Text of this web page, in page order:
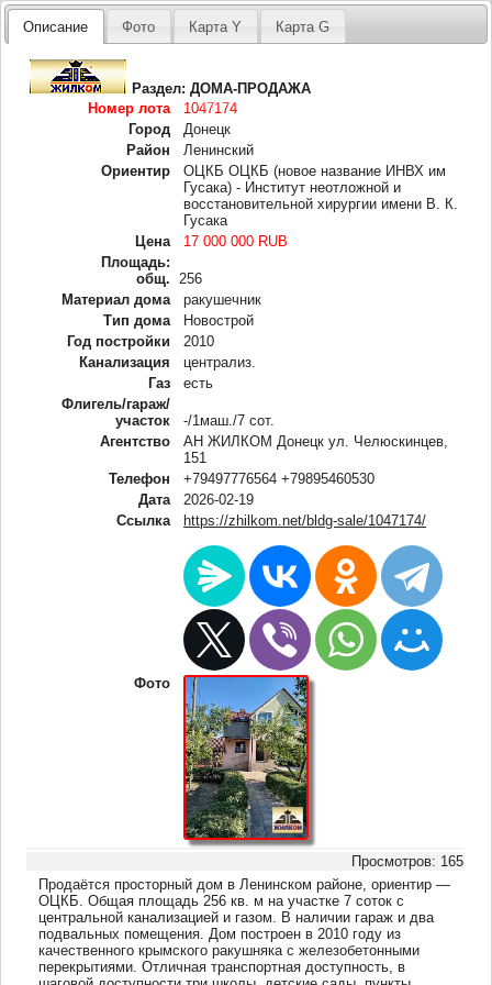
Описание Фото Карта Y Карта G
Раздел:ДОМА-ПРОДАЖА
Номер лота
1047174
Город
Донецк
Район
Ленинский
Ориентир
ОЦКБ ОЦКБ (новое название ИНВХ им
Гусака) - Институт неотложной и
восстановительной хирургии имени В. К.
Гусака
Цена
17 000 000 RUB
Площадь:
общ.
256
Материал дома
ракушечник
Тип дома
Новострой
Год постройки
2010
Канализация
централиз.
Газ
есть
Флигель/гараж/
участок
-/1маш./7 сот.
Агентство
АН ЖИЛКОМ Донецк ул. Челюскинцев,
151
Телефон
+79497776564 +79895460530
Дата
2026-02-19
Ссылка
https://zhilkom.net/bldg-sale/1047174/
Фото
Просмотров: 165
Продаётся просторный дом в Ленинском районе, ориентир —
ОЦКБ. Общая площадь 256 кв. м на участке 7 соток с
центральной канализацией и газом. В наличии гараж и два
подвальных помещения. Дом построен в 2010 году из
качественного крымского ракушняка с железобетонными
перекрытиями. Отличная транспортная доступность, в